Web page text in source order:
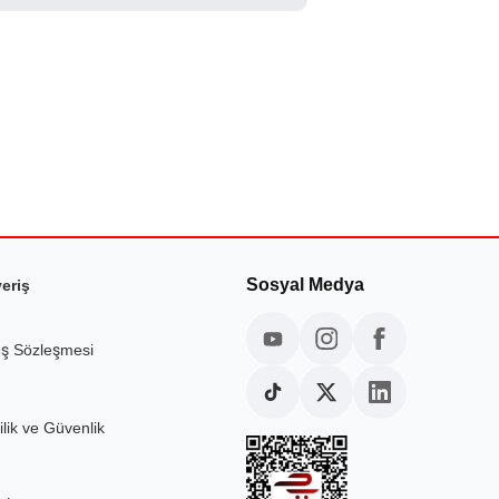
Sözleşmesi
ve Güvenlik
Sosyal Medya